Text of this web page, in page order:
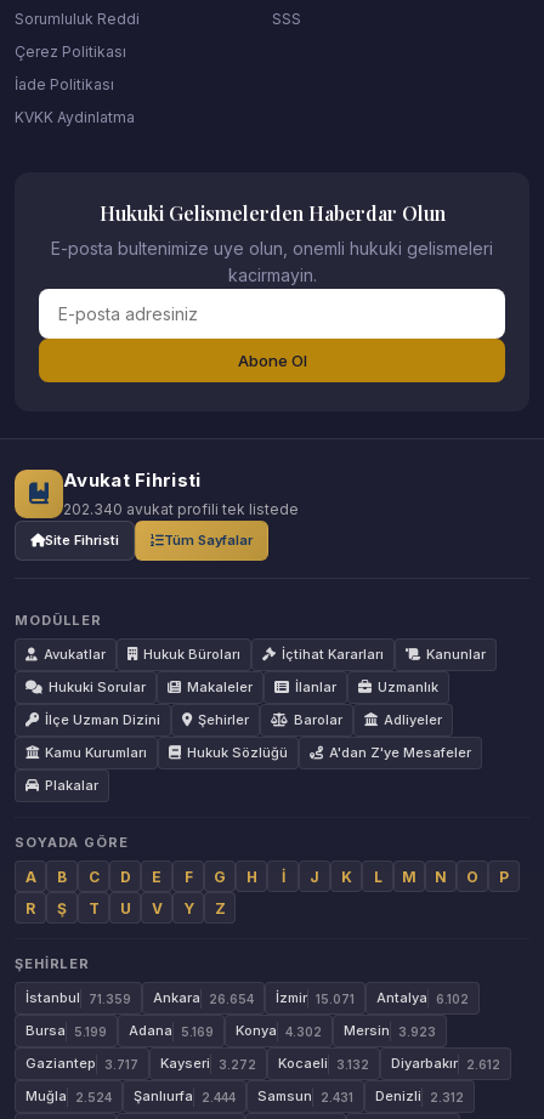
Sorumluluk Reddi
Çerez Politikası
İade Politikası
KVKK Aydinlatma
SSS
Hukuki Gelismelerden Haberdar Olun
E-posta bultenimize uye olun, onemli hukuki gelismeleri
kacirmayin.
Abone Ol
Avukat Fihristi
202.340 avukat profili tek listede
Site Fihristi Tüm Sayfalar
MODÜLLER
Avukatlar
Hukuk Büroları İçtihat Kararları
Kanunlar
Hukuki Sorular
Makaleler İlanlar
Uzmanlık
İlçe Uzman Dizini
Şehirler Barolar
Adliyeler
Kamu Kurumları
Hukuk Sözlüğü
A'dan Z'ye Mesafeler
Plakalar
SOYADA GÖRE
A B C D E F G H İ J K L M N O
P
R
Ş T U V Y Z
ŞEHIRLER
İstanbul
71.359 Ankara 26.654 İzmir 15.071 Antalya 6.102
Bursa 5.199 Adana 5.169 Konya 4.302 Mersin 3.923
Gaziantep 3.717 Kayseri 3.272 Kocaeli 3.132 Diyarbakır 2.612
Muğla 2.524 Şanlıurfa 2.444 Samsun 2.431 Denizli 2.312